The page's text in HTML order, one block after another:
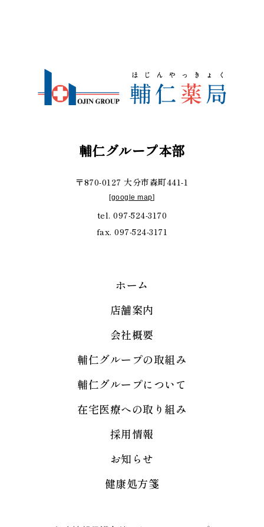
輔仁グループ本部
〒870-0127 大分市森町441-1
[google map]
tel. 097-524-3170
fax. 097-524-3171
ホーム
店舗案内
会社概要
輔仁グループの取組み
輔仁グループについて
在宅医療への取り組み
採用情報
お知らせ
健康処方箋